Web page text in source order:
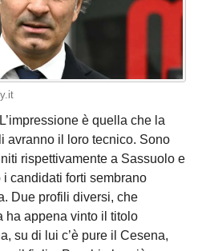
è quella che la
avranno il loro tecnico. Sono
rispettivamente a Sassuolo e
i candidati forti sembrano
Due profili diversi, che
ha appena vinto il titolo
su di lui c’è pure il Cesena,